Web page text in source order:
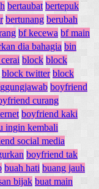
bertaubat bertepuk
bertunang berubah
bf kecewa bf main
dia bahagia bin
block block
block twitter block
boyfriend
curang
boyfriend kaki
ingin kembali
social media
boyfriend tak
buah hati buang jauh
bijak buat main